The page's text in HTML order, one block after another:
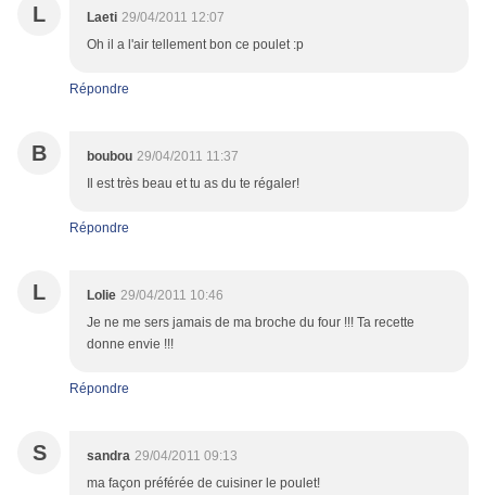
L Laeti 29/04/2011 12:07
Oh il a l'air tellement bon ce poulet :p
Répondre
B boubou 29/04/2011 11:37
Il est très beau et tu as du te régaler!
Répondre
L Lolie 29/04/2011 10:46
Je ne me sers jamais de ma broche du four !!! Ta recette
donne envie !!!
Répondre
S sandra 29/04/2011 09:13
ma façon préférée de cuisiner le poulet!